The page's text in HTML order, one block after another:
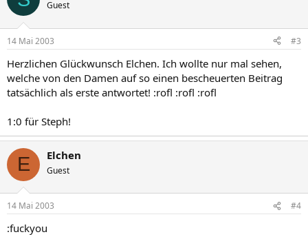
Guest
14 Mai 2003 #3
Herzlichen Glückwunsch Elchen. Ich wollte nur mal sehen,
welche von den Damen auf so einen bescheuerten Beitrag
tatsächlich als erste antwortet! :rofl :rofl :rofl
1:0 für Steph!
E Elchen
Guest
14 Mai 2003 #4
:fuckyou